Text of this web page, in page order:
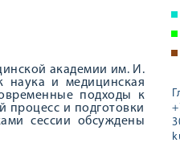
академии им. И.
наука и медицинская
подходы к
процесс и подготовки
сессии обсуждены